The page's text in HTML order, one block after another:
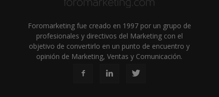
Foromarketing fue creado en 1997 por un grupo de
profesionales y directivos del Marketing con el
objetivo de convertirlo en un punto de encuentro y
opinión de Marketing, Ventas y Comunicación.